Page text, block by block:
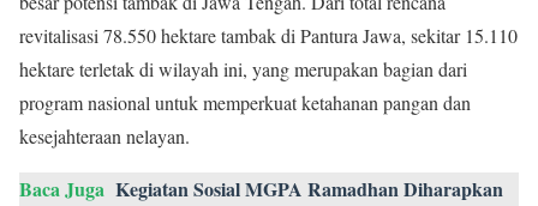
revitalisasi 78.550 hektare tambak di Pantura Jawa, sekitar 15.110
hektare terletak di wilayah ini, yang merupakan bagian dari
program nasional untuk memperkuat ketahanan pangan dan
kesejahteraan nelayan.
Baca Juga Kegiatan Sosial MGPA Ramadhan Diharapkan